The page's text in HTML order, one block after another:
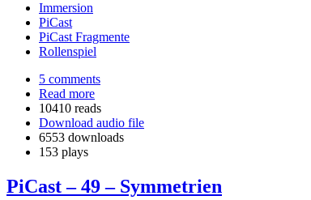
Immersion
PiCast
PiCast Fragmente
Rollenspiel
5 comments
Read more
10410 reads
Download audio file
6553 downloads
153 plays
PiCast – 49 – Symmetrien